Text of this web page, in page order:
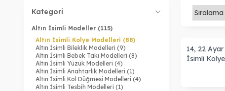
Kategori
Altın İsimli Modeller (115)
Altın İsimli Kolye Modelleri (88)
Altın İsimli Bileklik Modelleri (9)
Altın İsimli Bebek Takı Modelleri (8)
Altın İsimli Yüzük Modelleri (4)
Altın İsimli Anahtarlık Modelleri (1)
Altın İsimli Kol Düğmesi Modelleri (4)
Altın İsimli Tesbih Modelleri (1)
14, 22
İsimli Kolye